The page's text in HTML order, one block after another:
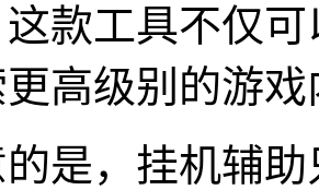
款工具不仅
高级别的游戏
是，挂机辅